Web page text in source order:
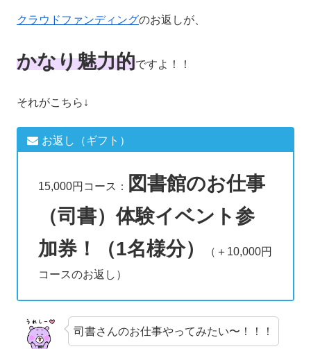
クラウドファンディングのお返しが、
かなり魅力的ですよ！！
それがこちら↓
お返し（ギフト）
15,000円コース：
図書館のお仕事
（司書）体験イベント参
加券！（1名様分）
（＋10,000円
コースのお返し）
司書さんのお仕事やってみたい〜！！！